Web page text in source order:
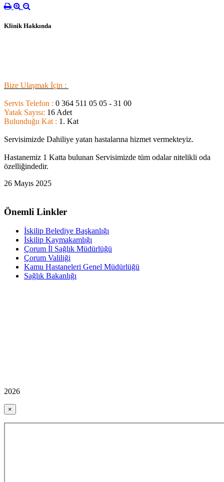
Klinik Hakkında
Bize Ulaşmak İçin :
Servis Telefon : 0 364 511 05 05 - 31 00
Yatak Sayısı: 16 Adet
Bulunduğu Kat : 1. Kat
Servisimizde Dahiliye yatan hastalarına hizmet vermekteyiz.
Hastanemiz 1 Katta bulunan Servisimizde tüm odalar nitelikli oda
özelliğindedir.
26 Mayıs 2025
Önemli Linkler
İskilip Belediye Başkanlığı
İskilip Kaymakamlığı
Çorum İl Sağlık Müdürlüğü
Çorum Valiliği
Kamu Hastaneleri Genel Müdürlüğü
Sağlık Bakanlığı
2026
×